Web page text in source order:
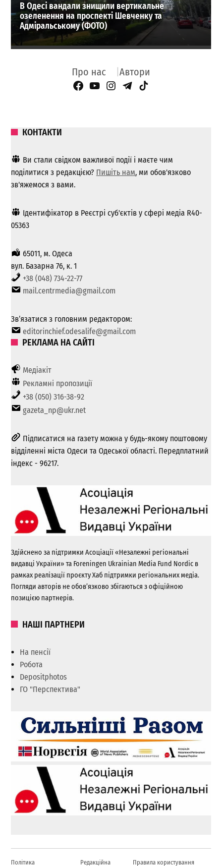
В Одесі вандали знищили вертикальне
озеленення на проспекті Шевченку та
Адміральському (ФОТО)
Про нас Автори
Facebook Page
YouTube
Instagram
Telegram
TikTok
КОНТАКТИ
Ви стали свідком важливої ​​події і маєте чим
поділитися з редакцією? Пишіть нам, ми обов'язково
зв'яжемося з вами.
Ідентифікатор в Реєстрі суб'єктів у сфері медіа R40-
05363
65011, м. Одеса
вул. Базарна 76, к. 1
+38 (048) 734-22-77
mail.centrmedia@gmail.com
Зв’язатися з головним редактором:
editorinchief.odesalife@gmail.com
РЕКЛАМА НА САЙТІ
Медіакіт
Рекламні пропозиції
+38 (050) 316-38-92
gazeta_np@ukr.net
Підписатися на газету можна у будь-якому поштовому
відділенні міста Одеси та Одеської області. Передплатний
індекс - 96217.
Здійснено за підтримки Асоціації «Незалежні регіональні
видавці України» та Foreningen Ukrainian Media Fund Nordic в
рамках реалізації проєкту Хаб підтримки регіональних медіа.
Погляди авторів не обов’язково збігаються з офіційною
позицією партнерів.
НАШІ ПАРТНЕРИ
На пенсії
Робота
Depositphotos
ГО "Перспектива"
Політика Редакційна Правила користування